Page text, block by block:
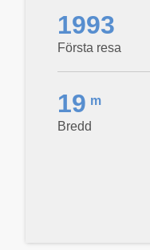
Första resa
1993
Bredd
19 m